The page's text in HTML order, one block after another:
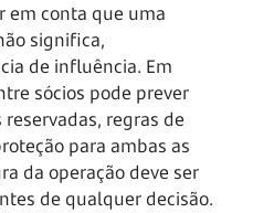
em conta que uma
significa,
de influência. Em
sócios pode prever
regras de
para ambas as
da operação deve ser
de qualquer decisão.